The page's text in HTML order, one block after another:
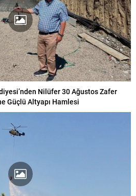
Nilüfer 30 Ağustos Zafer
Güçlü Altyapı Hamlesi